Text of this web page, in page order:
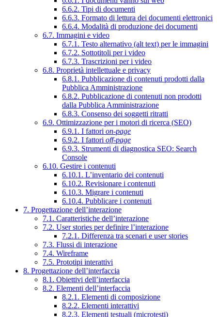
6.6.2. Tipi di documenti
6.6.3. Formato di lettura dei documenti elettronici
6.6.4. Modalità di produzione dei documenti
6.7. Immagini e video
6.7.1. Testo alternativo (alt text) per le immagini
6.7.2. Sottotitoli per i video
6.7.3. Trascrizioni per i video
6.8. Proprietà intellettuale e privacy
6.8.1. Pubblicazione di contenuti prodotti dalla
Pubblica Amministrazione
6.8.2. Pubblicazione di contenuti non prodotti
dalla Pubblica Amministrazione
6.8.3. Consenso dei soggetti ritratti
6.9. Ottimizzazione per i motori di ricerca (SEO)
6.9.1. I fattori on-page
6.9.2. I fattori off-page
6.9.3. Strumenti di diagnostica SEO: Search
Console
6.10. Gestire i contenuti
6.10.1. L’inventario dei contenuti
6.10.2. Revisionare i contenuti
6.10.3. Migrare i contenuti
6.10.4. Pubblicare i contenuti
7. Progettazione dell’interazione
7.1. Caratteristiche dell’interazione
7.2. User stories per definire l’interazione
7.2.1. Differenza tra scenari e user stories
7.3. Flussi di interazione
7.4. Wireframe
7.5. Prototipi interattivi
8. Progettazione dell’interfaccia
8.1. Obiettivi dell’interfaccia
8.2. Elementi dell’interfaccia
8.2.1. Elementi di composizione
8.2.2. Elementi interattivi
8.2.3. Elementi testuali (microtesti)